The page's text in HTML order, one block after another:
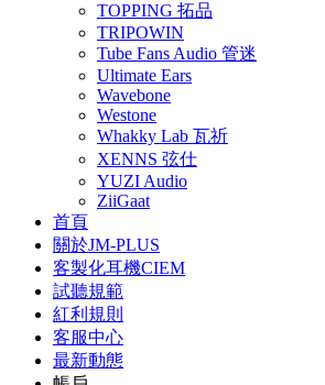
TOPPING 拓品
TRIPOWIN
Tube Fans Audio 管迷
Ultimate Ears
Wavebone
Westone
Whakky Lab 瓦祈
XENNS 弦仕
YUZI Audio
ZiiGaat
首頁
關於JM-PLUS
客製化耳機CIEM
試聽規範
紅利規則
客服中心
最新動態